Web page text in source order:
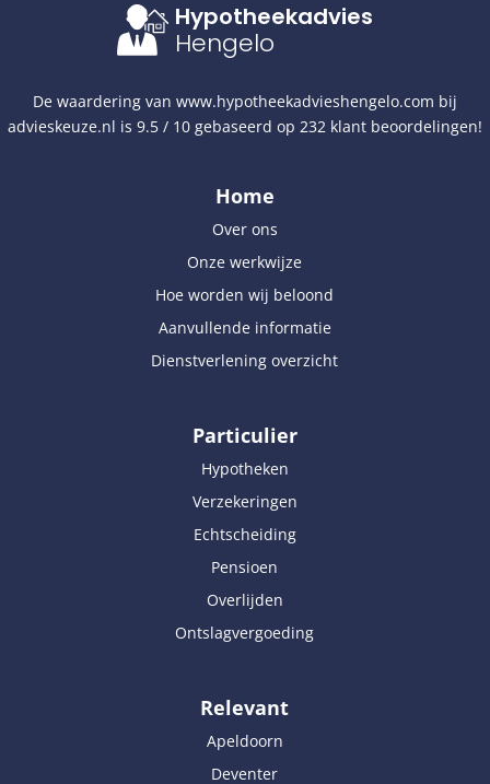
Hypotheekadvies
Hengelo
De waardering van www.hypotheekadvieshengelo.com bij
advieskeuze.nl is 9.5 / 10 gebaseerd op 232 klant beoordelingen!
Home
Over ons
Onze werkwijze
Hoe worden wij beloond
Aanvullende informatie
Dienstverlening overzicht
Particulier
Hypotheken
Verzekeringen
Echtscheiding
Pensioen
Overlijden
Ontslagvergoeding
Relevant
Apeldoorn
Deventer